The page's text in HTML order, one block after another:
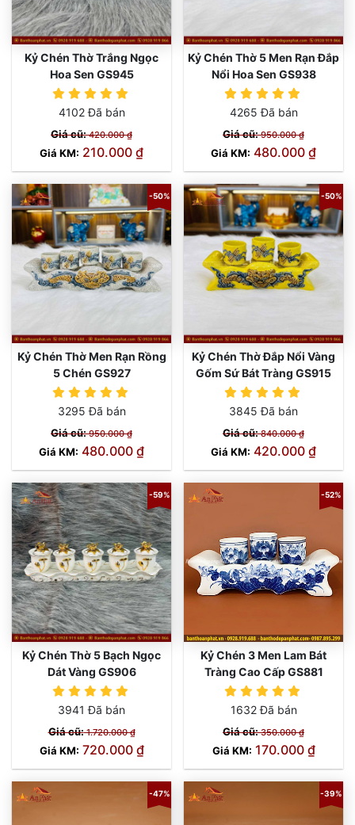
Kỷ Chén Thờ Trắng Ngọc
Hoa Sen GS945
4102 Đã bán
Giá cũ:420.000 ₫
Giá KM: 210.000 ₫
Kỷ Chén Thờ 5 Men Rạn Đắp
Nổi Hoa Sen GS938
4265 Đã bán
Giá cũ:950.000 ₫
Giá KM: 480.000 ₫
-50%
Kỷ Chén Thờ Men Rạn Rồng
5 Chén GS927
3295 Đã bán
Giá cũ:950.000 ₫
Giá KM: 480.000 ₫
-50%
Kỷ Chén Thờ Đắp Nổi Vàng
Gốm Sứ Bát Tràng GS915
3845 Đã bán
Giá cũ:840.000 ₫
Giá KM: 420.000 ₫
-59%
Kỷ Chén Thờ 5 Bạch Ngọc
Dát Vàng GS906
3941 Đã bán
Giá cũ:1.720.000 ₫
Giá KM: 720.000 ₫
-52%
Kỷ Chén 3 Men Lam Bát
Tràng Cao Cấp GS881
1632 Đã bán
Giá cũ:350.000 ₫
Giá KM: 170.000 ₫
-47% -39%